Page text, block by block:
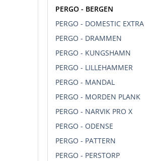
PERGO - BERGEN
PERGO - DOMESTIC EXTRA
PERGO - DRAMMEN
PERGO - KUNGSHAMN
PERGO - LILLEHAMMER
PERGO - MANDAL
PERGO - MORDEN PLANK
PERGO - NARVIK PRO X
PERGO - ODENSE
PERGO - PATTERN
PERGO - PERSTORP